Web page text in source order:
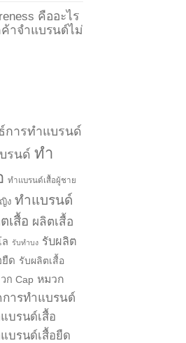
คืออะไร
าจำแบรนด์ไม่
การทำแบรนด์
รนด์ ทำ
ทำแบรนด์เสื้อผู้ชาย
ง ทำแบรนด์
เสื้อ ผลิตเสื้อ
ล รับทำบง รับผลิต
ยืด รับผลิตเสื้อ
ก Cap หมวก
ารทำแบรนด์
บรนด์เสื้อ
บรนด์เสื้อยืด